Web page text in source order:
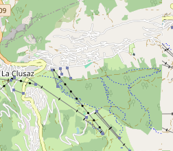
am 26/12/2024